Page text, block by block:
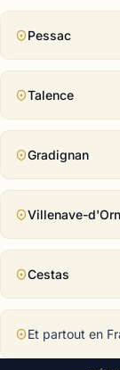
Pessac
Talence
Gradignan
Villenave-
Cestas
Et partout en